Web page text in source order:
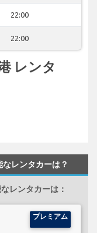
22:00
22:00
レンタ
レンタカーは？
レンタカーは：
プレミアム